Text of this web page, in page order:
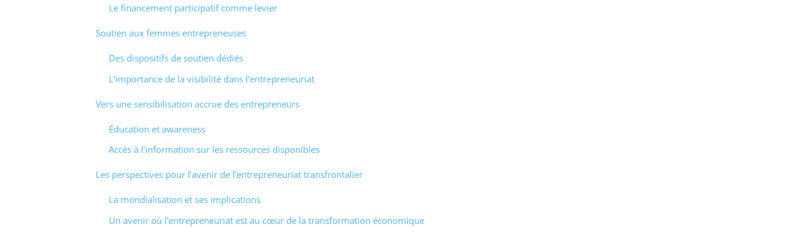
Le financement participatif comme levier
Soutien aux femmes entrepreneuses
Des dispositifs de soutien dédiés
L’importance de la visibilité dans l’entrepreneuriat
Vers une sensibilisation accrue des entrepreneurs
Éducation et awareness
Accès à l’information sur les ressources disponibles
Les perspectives pour l’avenir de l’entrepreneuriat transfrontalier
La mondialisation et ses implications
Un avenir où l’entrepreneuriat est au cœur de la transformation économique